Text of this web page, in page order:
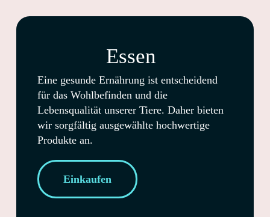
Essen
Eine gesunde Ernährung ist entscheidend
für das Wohlbefinden und die
Lebensqualität unserer Tiere. Daher bieten
wir sorgfältig ausgewählte hochwertige
Produkte an.
Einkaufen